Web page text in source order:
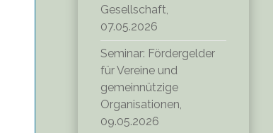
Gesellschaft,
07.05.2026
Seminar: Fördergelder
für Vereine und
gemeinnützige
Organisationen,
09.05.2026